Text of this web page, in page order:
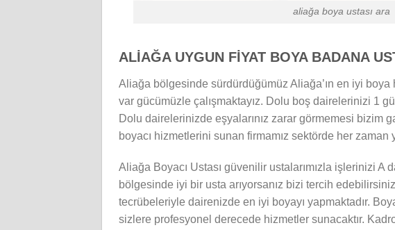
aliağa boya ustası ara
ALİAĞA UYGUN FİYAT BOYA BADANA
Aliağa bölgesinde sürdürdüğümüz Aliağa’ın en iyi
var gücümüzle çalışmaktayız. Dolu boş dairelerinizi 1
Dolu dairelerinizde eşyalarınız zarar görmemesi bizim
boyacı hizmetlerini sunan firmamız sektörde her
Aliağa Boyacı Ustası güvenilir ustalarımızla işlerinizi A
bölgesinde iyi bir usta arıyorsanız bizi tercih
tecrübeleriyle dairenizde en iyi boyayı yapmaktadır.
sizlere profesyonel derecede hizmetler sunacaktır.